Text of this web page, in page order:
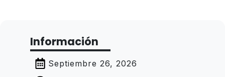
Información
Septiembre 26, 2026